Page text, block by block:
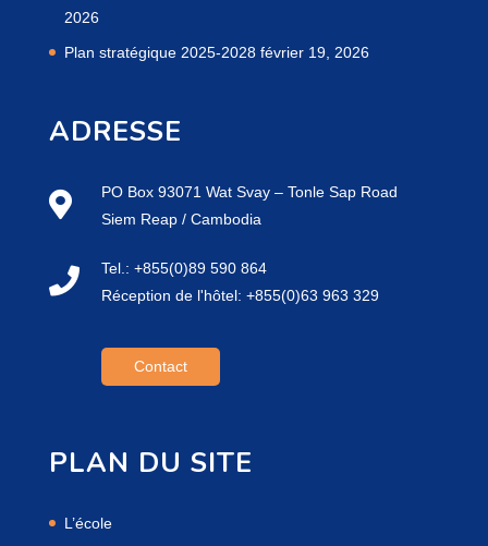
2026
Plan stratégique 2025-2028 février 19, 2026
ADRESSE
PO Box 93071 Wat Svay – Tonle Sap Road
Siem Reap / Cambodia
Tel.: +855(0)89 590 864
Réception de l'hôtel: +855(0)63 963 329
Contact
PLAN DU SITE
L’école